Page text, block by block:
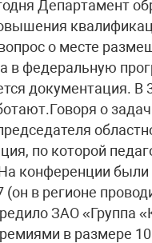
Департамент
о месте
в федеральную
документация. В
о
по которой
конференции
(он в регионе
ЗАО «Группа
в размере 10